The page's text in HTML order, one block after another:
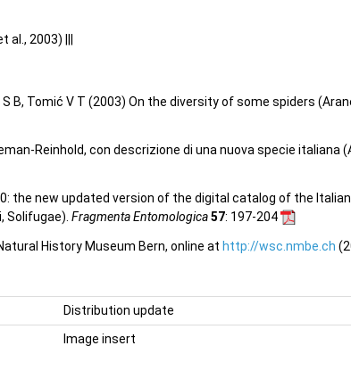
al., 2003) |||
S B, Tomić V T (2003) On the diversity of some spiders
Reinhold, con descrizione di una nuova specie italiana
the new updated version of the digital catalog of the
Solifugae). Fragmenta Entomologica57: 197-204
History Museum Bern, online at http://wsc.nmbe.ch
Distribution update
Image insert